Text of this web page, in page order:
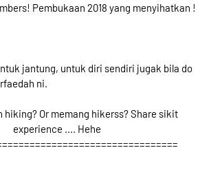
Pembukaan 2018 yang menyihatkan !
jantung, untuk diri sendiri jugak bila do
ni.
hiking? Or memang hikerss? Share sikit
experience .... Hehe